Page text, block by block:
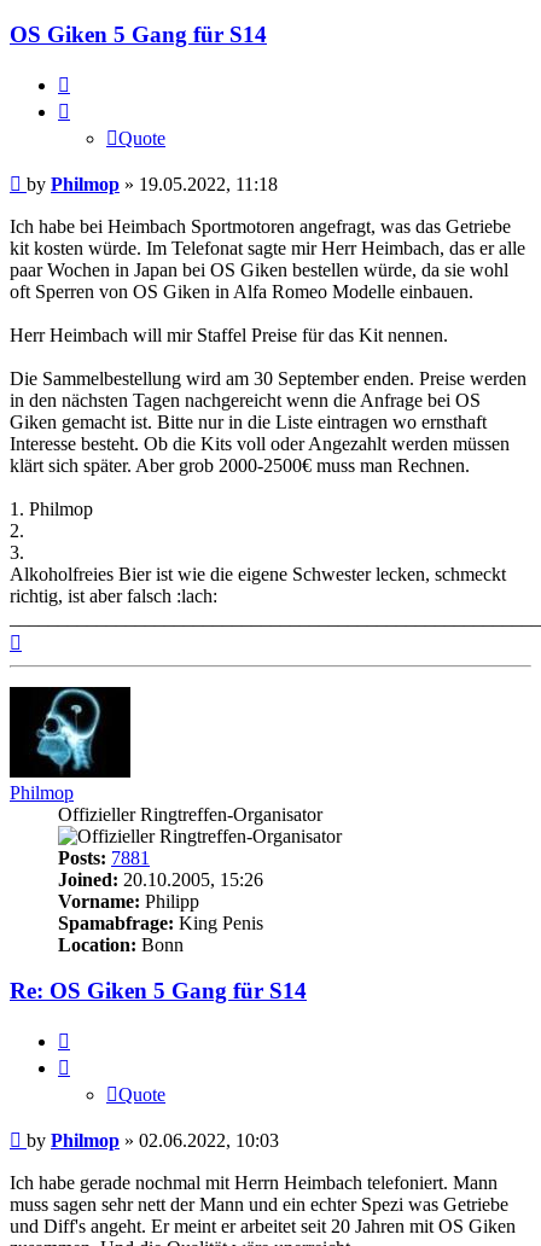
OS Giken 5 Gang für S14
Quote
Post
by Philmop » 19.05.2022, 11:18
Ich habe bei Heimbach Sportmotoren angefragt, was das Getriebe
kit kosten würde. Im Telefonat sagte mir Herr Heimbach, das er alle
paar Wochen in Japan bei OS Giken bestellen würde, da sie wohl
oft Sperren von OS Giken in Alfa Romeo Modelle einbauen.
Herr Heimbach will mir Staffel Preise für das Kit nennen.
Die Sammelbestellung wird am 30 September enden. Preise werden
in den nächsten Tagen nachgereicht wenn die Anfrage bei OS
Giken gemacht ist. Bitte nur in die Liste eintragen wo ernsthaft
Interesse besteht. Ob die Kits voll oder Angezahlt werden müssen
klärt sich später. Aber grob 2000-2500€ muss man Rechnen.
1. Philmop
2.
3.
Alkoholfreies Bier ist wie die eigene Schwester lecken, schmeckt
richtig, ist aber falsch :lach:
Philmop
Offizieller Ringtreffen-Organisator
Posts: 7881
Joined: 20.10.2005, 15:26
Vorname: Philipp
Spamabfrage: King Penis
Location: Bonn
Re: OS Giken 5 Gang für S14
Quote
Post
by Philmop » 02.06.2022, 10:03
Ich habe gerade nochmal mit Herrn Heimbach telefoniert. Mann
muss sagen sehr nett der Mann und ein echter Spezi was Getriebe
und Diff's angeht. Er meint er arbeitet seit 20 Jahren mit OS Giken